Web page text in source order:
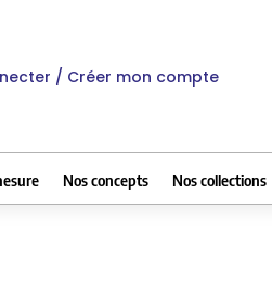
/ Créer mon compte
Nos concepts Nos collections